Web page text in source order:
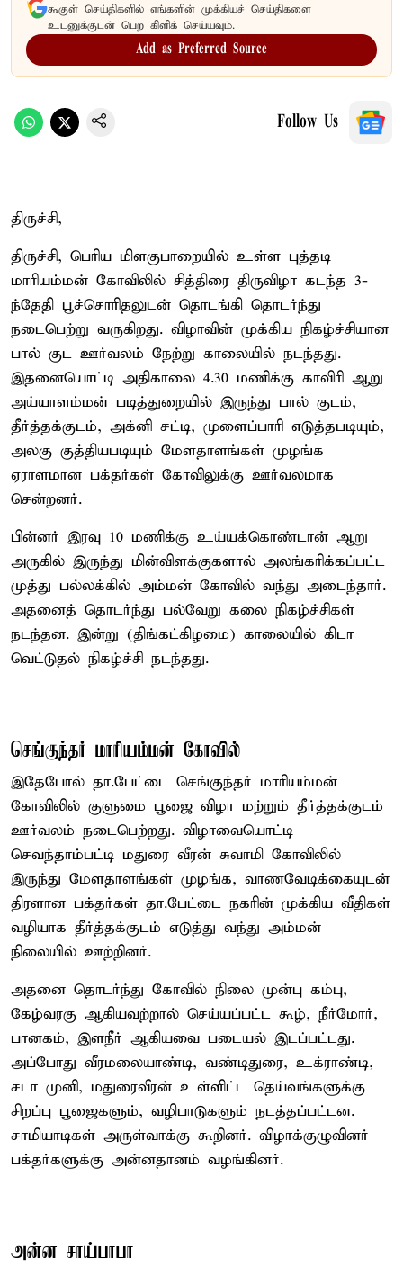
கூகுள் செய்திகளில் எங்களின் முக்கியச் செய்திகளை
உடனுக்குடன் பெற கிளிக் செய்யவும்.
Add as Preferred Source
Follow Us
திருச்சி,
திருச்சி, பெரிய மிளகுபாறையில் உள்ள புத்தடி
மாரியம்மன் கோவிலில் சித்திரை திருவிழா கடந்த 3-
ந்தேதி பூச்சொரிதலுடன் தொடங்கி தொடர்ந்து
நடைபெற்று வருகிறது. விழாவின் முக்கிய நிகழ்ச்சியான
பால் குட ஊர்வலம் நேற்று காலையில் நடந்தது.
இதனையொட்டி அதிகாலை 4.30 மணிக்கு காவிரி ஆறு
அய்யாளம்மன் படித்துறையில் இருந்து பால் குடம்,
தீர்த்தக்குடம், அக்னி சட்டி, முளைப்பாரி எடுத்தபடியும்,
அலகு குத்தியபடியும் மேளதாளங்கள் முழங்க
ஏராளமான பக்தர்கள் கோவிலுக்கு ஊர்வலமாக
சென்றனர்.
பின்னர் இரவு 10 மணிக்கு உய்யக்கொண்டான் ஆறு
அருகில் இருந்து மின்விளக்குகளால் அலங்கரிக்கப்பட்ட
முத்து பல்லக்கில் அம்மன் கோவில் வந்து அடைந்தார்.
அதனைத் தொடர்ந்து பல்வேறு கலை நிகழ்ச்சிகள்
நடந்தன. இன்று (திங்கட்கிழமை) காலையில் கிடா
வெட்டுதல் நிகழ்ச்சி நடந்தது.
செங்குந்தர் மாரியம்மன் கோவில்
இதேபோல் தா.பேட்டை செங்குந்தர் மாரியம்மன்
கோவிலில் குளுமை பூஜை விழா மற்றும் தீர்த்தக்குடம்
ஊர்வலம் நடைபெற்றது. விழாவையொட்டி
செவந்தாம்பட்டி மதுரை வீரன் சுவாமி கோவிலில்
இருந்து மேளதாளங்கள் முழங்க, வாணவேடிக்கையுடன்
திரளான பக்தர்கள் தா.பேட்டை நகரின் முக்கிய வீதிகள்
வழியாக தீர்த்தக்குடம் எடுத்து வந்து அம்மன்
நிலையில் ஊற்றினர்.
அதனை தொடர்ந்து கோவில் நிலை முன்பு கம்பு,
கேழ்வரகு ஆகியவற்றால் செய்யப்பட்ட கூழ், நீர்மோர்,
பானகம், இளநீர் ஆகியவை படையல் இடப்பட்டது.
அப்போது வீரமலையாண்டி, வண்டிதுரை, உக்ராண்டி,
சடா முனி, மதுரைவீரன் உள்ளிட்ட தெய்வங்களுக்கு
சிறப்பு பூஜைகளும், வழிபாடுகளும் நடத்தப்பட்டன.
சாமியாடிகள் அருள்வாக்கு கூறினர். விழாக்குழுவினர்
பக்தர்களுக்கு அன்னதானம் வழங்கினர்.
அன்ன சாய்பாபா